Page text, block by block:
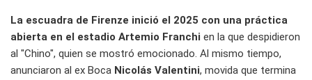
La escuadra de Firenze inició el 2025 con una práctica
abierta en el estadio Artemio Franchi en la que despidieron
al "Chino", quien se mostró emocionado. Al mismo tiempo,
anunciaron al ex Boca Nicolás Valentini, movida que termina